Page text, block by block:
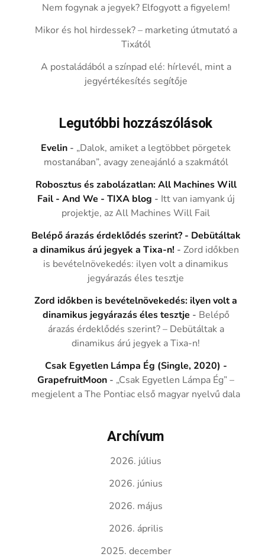
Nem fogynak a jegyek? Elfogyott a figyelem!
Mikor és hol hirdessek? – marketing útmutató a
Tixától
A postaládából a színpad elé: hírlevél, mint a
jegyértékesítés segítője
Legutóbbi hozzászólások
Evelin - „Dalok, amiket a legtöbbet pörgetek
mostanában”, avagy zeneajánló a szakmától
Robosztus és zabolázatlan: All Machines Will
Fail - And We - TIXA blog - Itt van iamyank új
projektje, az All Machines Will Fail
Belépő árazás érdeklődés szerint? - Debütáltak
a dinamikus árú jegyek a Tixa-n! -Zord időkben
is bevételnövekedés: ilyen volt a dinamikus
jegyárazás éles tesztje
Zord időkben is bevételnövekedés: ilyen volt a
dinamikus jegyárazás éles tesztje - Belépő
árazás érdeklődés szerint? – Debütáltak a
dinamikus árú jegyek a Tixa-n!
Csak Egyetlen Lámpa Ég (Single, 2020) -
GrapefruitMoon - „Csak Egyetlen Lámpa Ég” –
megjelent a The Pontiac első magyar nyelvű dala
Archívum
2026. július
2026. június
2026. május
2026. április
2025. december